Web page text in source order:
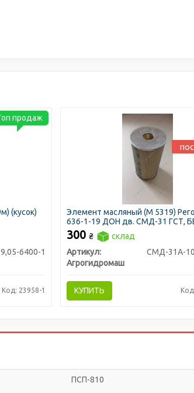
(кусок)
6400-1
Код: 23958-1
продаж
Элемент масляный (М 5319)
636-1-19 ДОН дв. СМД-31 ГСТ,
гидромотора усиленный с
вставкой (пр-во Агрогидромаш)
300 ₴
склад
Артикул:
Агрогидромаш
КУПИТЬ
ПСП-810